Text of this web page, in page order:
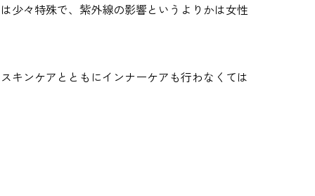
少々特殊で、紫外線の影響というよりかは女性
キンケアとともにインナーケアも行わなくては